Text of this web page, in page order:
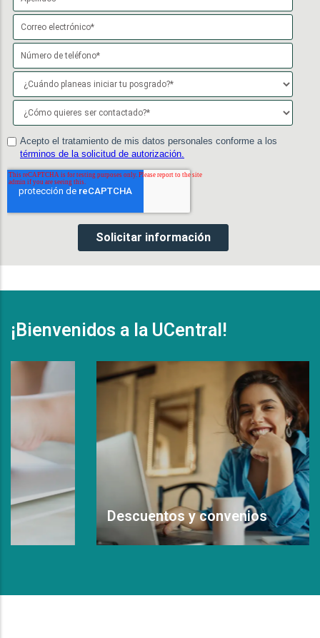
¡Bienvenidos a la UCentral!
Descuentos y convenios